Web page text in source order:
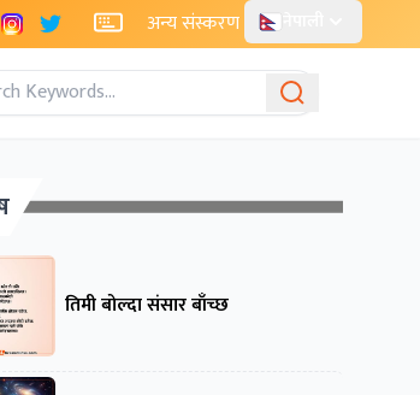
Instagram
X अन्य संस्करण
तिमी बोल्दा संसार बाँच्छ